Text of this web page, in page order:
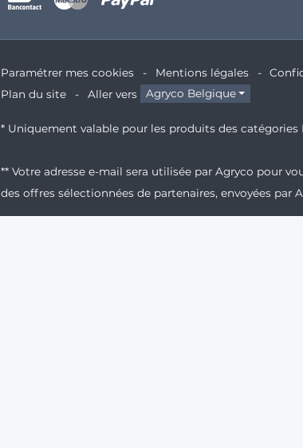
Paramétrer mes cookies Mentions légales
Plan du site
Aller vers Agryco Belgique
* Uniquement valable pour les produits des
** Votre adresse e-mail sera utilisée par Agryco pour
des offres sélectionnées de partenaires, envoyées par